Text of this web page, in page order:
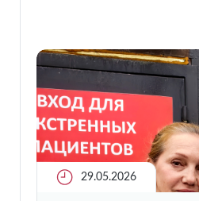
29.05.2026